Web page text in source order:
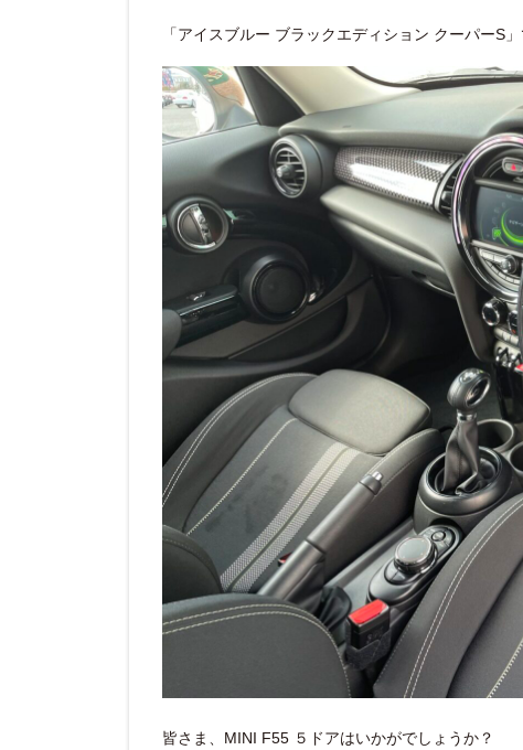
「アイスブルー ブラックエディション クーパーS
皆さま、MINI F55 ５ドアはいかがでしょうか？